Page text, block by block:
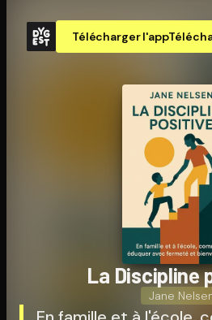
Télécharger l'app
La Discipline
Jane